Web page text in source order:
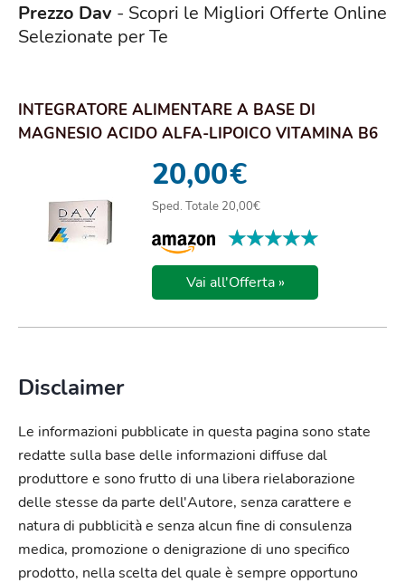
Prezzo Dav - Scopri le Migliori Offerte Online
Selezionate per Te
INTEGRATORE ALIMENTARE A BASE DI
MAGNESIO ACIDO ALFA-LIPOICO VITAMINA B6
20,00€
Sped. Totale 20,00€
★★★★★
★★★★★
Vai all'Offerta »
Disclaimer
Le informazioni pubblicate in questa pagina sono state
redatte sulla base delle informazioni diffuse dal
produttore e sono frutto di una libera rielaborazione
delle stesse da parte dell'Autore, senza carattere e
natura di pubblicità e senza alcun fine di consulenza
medica, promozione o denigrazione di uno specifico
prodotto, nella scelta del quale è sempre opportuno